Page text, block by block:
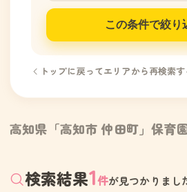
この条件で絞り
トップに戻ってエリアから再検索す
高知県「高知市 仲田町」保育
検索結果1件が見つかりまし